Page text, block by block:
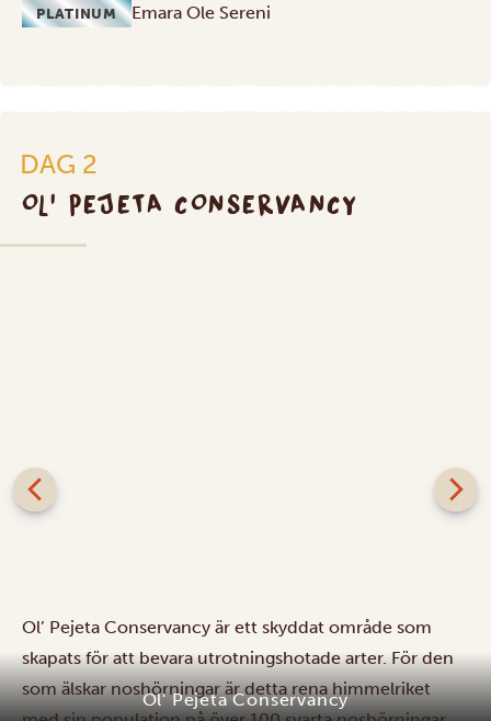
PLATINUM Emara Ole Sereni
DAG 2
OL' PEJETA CONSERVANCY
Ol' Pejeta Conservancy
Ol’ Pejeta Conservancy är ett skyddat område som
skapats för att bevara utrotningshotade arter. För den
som älskar noshörningar är detta rena himmelriket